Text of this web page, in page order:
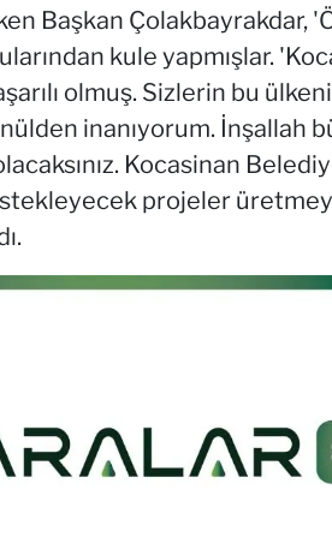
Başkan Çolakbayrakdar,
kule yapmışlar.
olmuş. Sizlerin bu
inanıyorum. İnşallah
Kocasinan
projeler